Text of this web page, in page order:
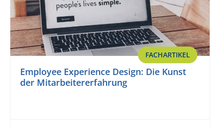
FACHARTIKEL
Employee Experience Design: Die Kunst
der Mitarbeitererfahrung